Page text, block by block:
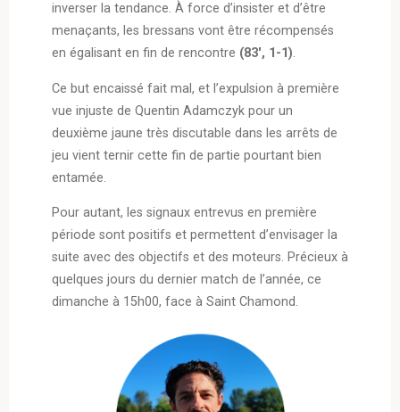
inverser la tendance. À force d’insister et d’être
menaçants, les bressans vont être récompensés
en égalisant en fin de rencontre (83′, 1-1).
Ce but encaissé fait mal, et l’expulsion à première
vue injuste de Quentin Adamczyk pour un
deuxième jaune très discutable dans les arrêts de
jeu vient ternir cette fin de partie pourtant bien
entamée.
Pour autant, les signaux entrevus en première
période sont positifs et permettent d’envisager la
suite avec des objectifs et des moteurs. Précieux à
quelques jours du dernier match de l’année, ce
dimanche à 15h00, face à Saint Chamond.